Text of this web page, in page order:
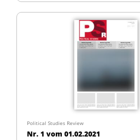
Political Studies Review
Nr. 1 vom 01.02.2021